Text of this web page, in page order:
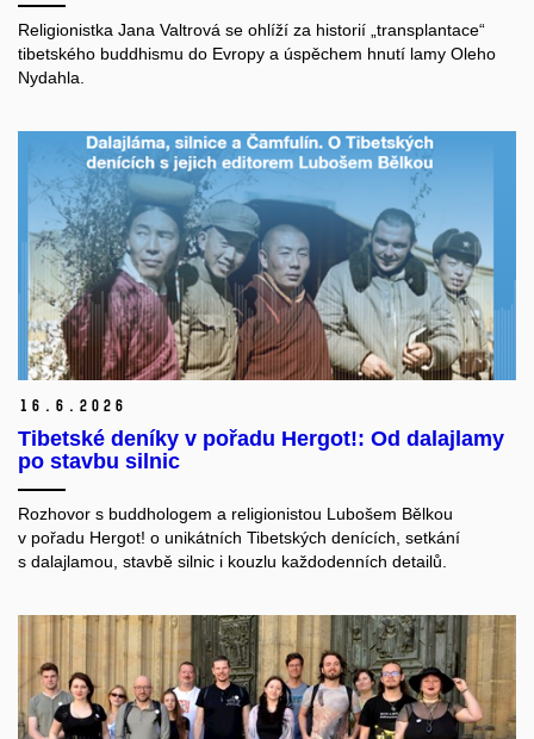
Religionistka Jana Valtrová se ohlíží za historií „transplantace“
tibetského buddhismu do Evropy a úspěchem hnutí lamy Oleho
Nydahla.
16. 6. 2026
Tibetské deníky v pořadu Hergot!: Od dalajlamy
po stavbu silnic
Rozhovor s buddhologem a religionistou Lubošem Bělkou
v pořadu Hergot! o unikátních Tibetských denících, setkání
s dalajlamou, stavbě silnic i kouzlu každodenních detailů.